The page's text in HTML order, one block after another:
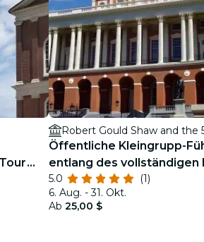
Öffentliche Kleingrupp-
entlang des vollständigen
Freedom Trail
5.0
(1)
6. Aug. - 31. Okt.
Ab 25,00 $